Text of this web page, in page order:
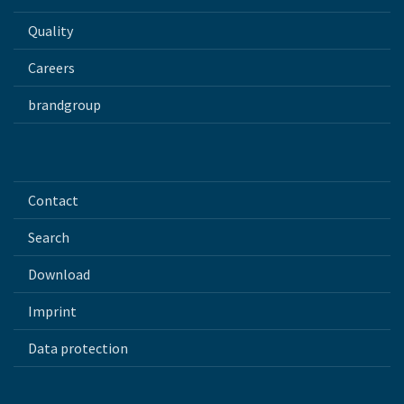
Quality
Careers
brandgroup
Contact
Search
Download
Imprint
Data protection